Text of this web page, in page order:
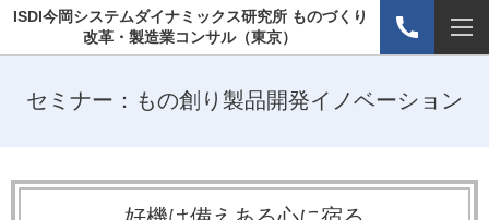
ISDI今岡システムダイナミックス研究所 ものづくり
改革・製造業コンサル（東京）
セミナー：もの創り製品開発イノベーション